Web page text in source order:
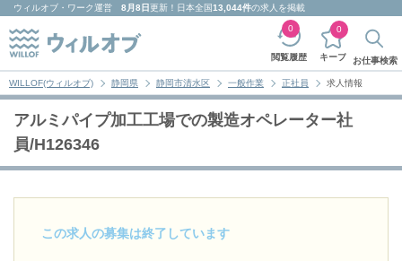
ウィルオブ・ワーク運営 8月8日更新！日本全国13,044件の求人を掲載
閲覧履歴
0
キープ
0
お仕事検索
WILLOF(ウィルオブ) 静岡県 静岡市清水区 一般作業 正社員 求人情報
アルミパイプ加工工場での製造オペレーター社
員/H126346
この求人の募集は終了しています